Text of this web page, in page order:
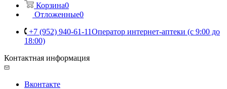
Корзина0
Отложенные0
+7 (952) 940-61-11Оператор интернет-аптеки (с 9:00 до
18:00)
Контактная информация
Вконтакте